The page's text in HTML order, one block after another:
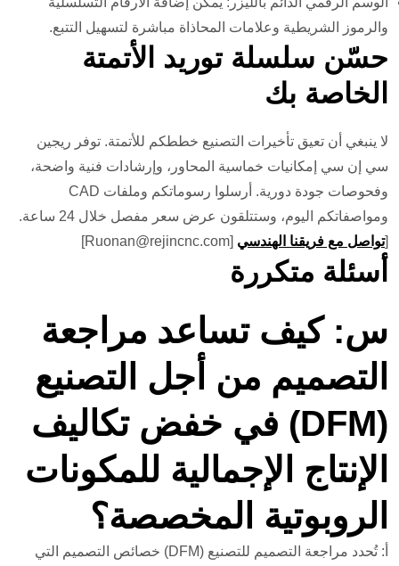
والرموز الشريطية وعلامات المحاذاة مباشرة لتسهيل التتبع.
حسّن سلسلة توريد الأتمتة
الخاصة بك
لا ينبغي أن تعيق تأخيرات التصنيع خططكم للأتمتة. توفر ريجين
سي إن سي إمكانيات خماسية المحاور، وإرشادات فنية واضحة،
وفحوصات جودة دورية. أرسلوا رسوماتكم وملفات CAD
ومواصفاتكم اليوم، وستتلقون عرض سعر مفصل خلال 24 ساعة.
[تواصل مع فريقنا الهندسي [Ruonan@rejincnc.com]
أسئلة متكررة
س: كيف تساعد مراجعة
التصميم من أجل التصنيع
(DFM) في خفض تكاليف
الإنتاج الإجمالية للمكونات
الروبوتية المخصصة؟
أ: تُحدد مراجعة التصميم للتصنيع (DFM) خصائص التصميم التي